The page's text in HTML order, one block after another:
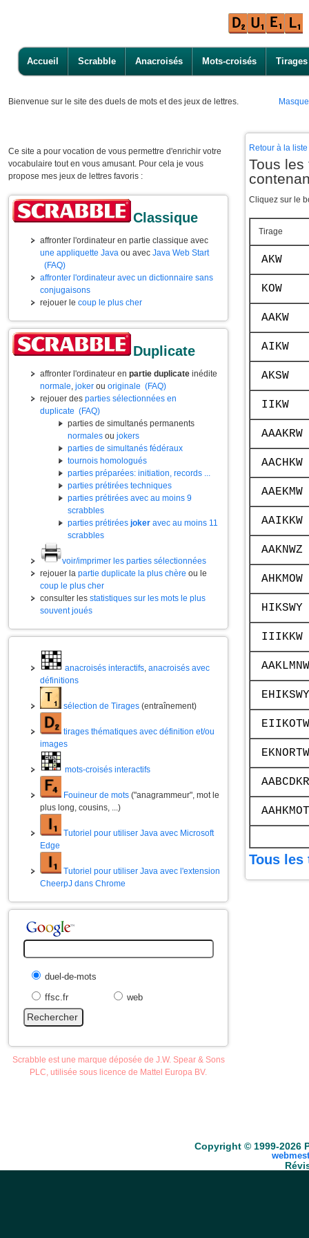
Accueil Scrabble Anacroisés Mots-croisés Tirages
Bienvenue sur le site des duels de mots et des jeux de lettres.
Ce site a pour vocation de vous permettre d'enrichir votre
vocabulaire tout en vous amusant. Pour cela je vous
propose mes jeux de lettres favoris :
Classique
affronter l'ordinateur en partie classique avec
une appliquette Java ou avec Java Web Start
(FAQ)
affronter l'ordinateur avec un dictionnaire sans
conjugaisons
rejouer le coup le plus cher
Duplicate
affronter l'ordinateur en partie duplicate inédite
normale, joker ou originale (FAQ)
rejouer des parties sélectionnées en
duplicate (FAQ)
parties de simultanés permanents
normales ou jokers
parties de simultanés fédéraux
tournois homologués
parties préparées: initiation, records ...
parties prétirées techniques
parties prétirées avec au moins 9
scrabbles
parties prétirées joker avec au moins 11
scrabbles
voir/imprimer les parties sélectionnées
rejouer la partie duplicate la plus chère ou le
coup le plus cher
consulter les statistiques sur les mots le plus
souvent joués
anacroisés interactifs, anacroisés avec
définitions
sélection de Tirages (entraînement)
tirages thématiques avec définition et/ou
images
mots-croisés interactifs
Fouineur de mots ("anagrammeur", mot le
plus long, cousins, ...)
Tutoriel pour utiliser Java avec Microsoft
Edge
Tutoriel pour utiliser Java avec l'extension
CheerpJ dans Chrome
duel-de-mots
ffsc.fr
web
Scrabble est une marque déposée de J.W. Spear & Sons
PLC, utilisée sous licence de Mattel Europa BV.
Retour à la
Tous
Cliquez sur le
Tirage
AKW
KOW
AAKW
AIKW
AKSW
IIKW
AAAKRW
AACHKW
AAEKMW
AAIKKW
AAKNWZ
AHKMOW
HIKSWY
IIIKKW
AAKLMNW
EHIKSWY
EIIKOTW
EKNORTW
Tous les
Copyright © 1999-2026